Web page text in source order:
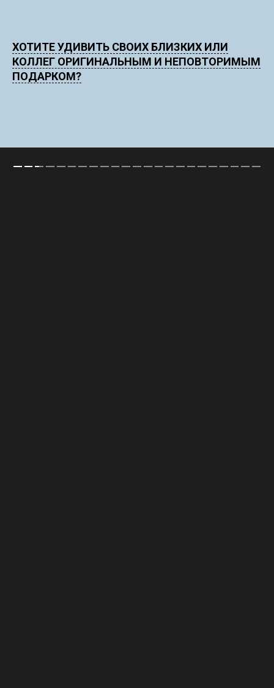
ХОТИТЕ УДИВИТЬ СВОИХ БЛИЗКИХ ИЛИ
КОЛЛЕГ ОРИГИНАЛЬНЫМ И НЕПОВТОРИМЫМ
ПОДАРКОМ?